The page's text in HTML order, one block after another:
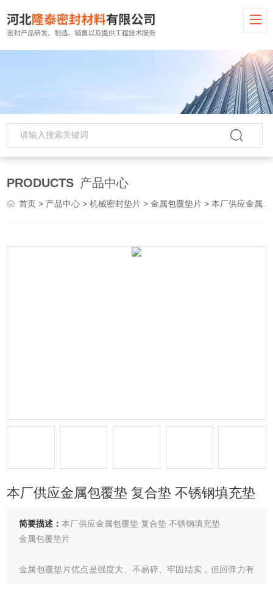
PRODUCTS 产品中心
首页 > 产品中心 >机械密封垫片 >金属包覆垫片 > 本厂供应金属包覆垫 复合垫 不锈钢填充垫
本厂供应金属包覆垫 复合垫 不锈钢填充垫
简要描述：本厂供应金属包覆垫 复合垫 不锈钢填充垫
金属包覆垫片
金属包覆垫片优点是强度大、不易碎、牢固结实，但回弹力有